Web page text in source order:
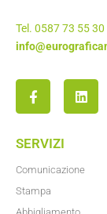
Tel. 0587 73 55 30
SERVIZI
Comunicazione
Stampa